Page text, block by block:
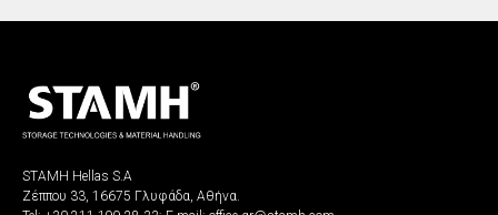
STAMH Hellas S.A
Ζέππου 33, 16675 Γλυφάδα, Αθήνα.